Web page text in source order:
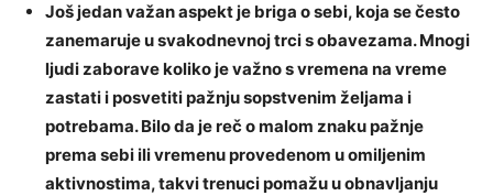
Još jedan važan aspekt je briga o sebi, koja se često
zanemaruje u svakodnevnoj trci s obavezama. Mnogi
ljudi zaborave koliko je važno s vremena na vreme
zastati i posvetiti pažnju sopstvenim željama i
potrebama. Bilo da je reč o malom znaku pažnje
prema sebi ili vremenu provedenom u omiljenim
aktivnostima, takvi trenuci pomažu u obnavljanju